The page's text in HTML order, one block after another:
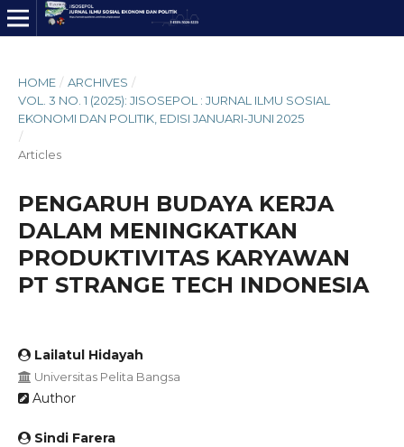
HOME / ARCHIVES /
VOL. 3 NO. 1 (2025): JISOSEPOL : JURNAL ILMU SOSIAL
EKONOMI DAN POLITIK, EDISI JANUARI-JUNI 2025
/
Articles
PENGARUH BUDAYA KERJA
DALAM MENINGKATKAN
PRODUKTIVITAS KARYAWAN
PT STRANGE TECH INDONESIA
Lailatul Hidayah
Universitas Pelita Bangsa
Author
Sindi Farera